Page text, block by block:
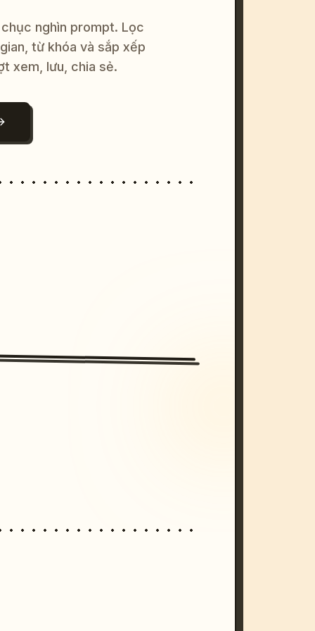
nghìn prompt. Lọc
từ khóa và sắp xếp
xem, lưu, chia sẻ.